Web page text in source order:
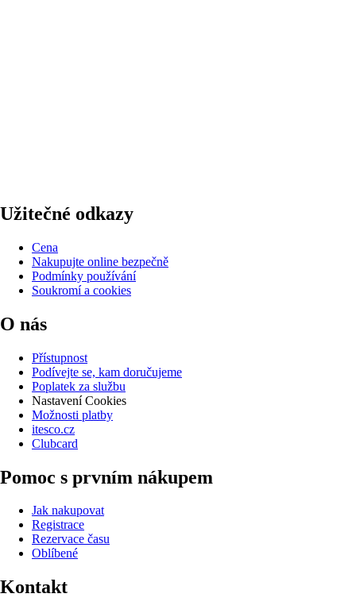
Užitečné odkazy
Cena
Nakupujte online bezpečně
Podmínky používání
Soukromí a cookies
O nás
Přístupnost
Podívejte se, kam doručujeme
Poplatek za službu
Nastavení Cookies
Možnosti platby
itesco.cz
Clubcard
Pomoc s prvním nákupem
Jak nakupovat
Registrace
Rezervace času
Oblíbené
Kontakt